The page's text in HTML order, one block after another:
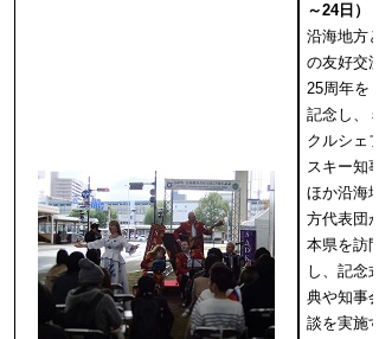
～24日）
沿海地方と
の友好交流
25周年を
記念し、ミ
クルシェフ
スキー知事
ほか沿海地
方代表団が
本県を訪問
し、記念式
典や知事会
談を実施す